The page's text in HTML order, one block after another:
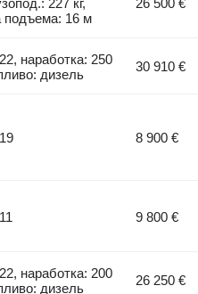
227 кг,
подъема: 16 м
26 500 €
наработка: 250
дизель
30 910 €
8 900 €
9 800 €
наработка: 200
дизель
26 250 €